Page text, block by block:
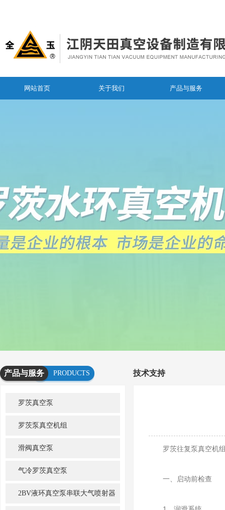
网站首页 关于我们 产品与服务
产品与服务
PRODUCTS
罗茨真空泵
罗茨泵真空机组
滑阀真空泵
气冷罗茨真空泵
2BV液环真空泵串联大气喷射器
技术支持
罗茨往复泵真空机组
一、启动前检查